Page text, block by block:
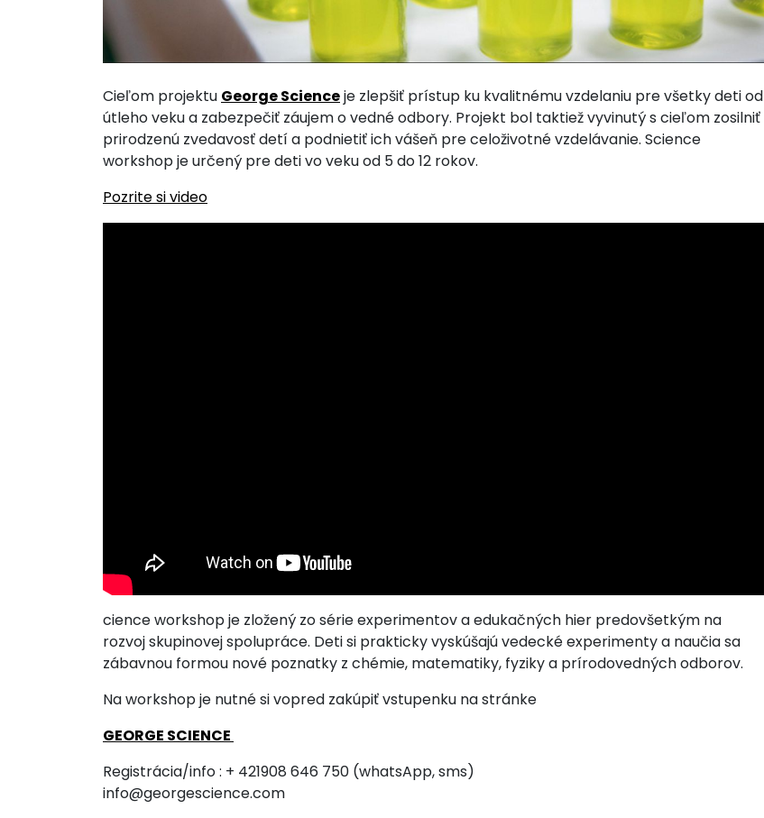
Cieľom projektu George Scienceje zlepšiť prístup ku kvalitnému vzdelaniu pre všetky deti od
útleho veku a zabezpečiť záujem o vedné odbory. Projekt bol taktiež vyvinutý s cieľom zosilniť
prirodzenú zvedavosť detí a podnietiť ich vášeň pre celoživotné vzdelávanie. Science
workshop je určený pre deti vo veku od 5 do 12 rokov.
Pozrite si video
cience workshop je zložený zo série experimentov a edukačných hier predovšetkým na
rozvoj skupinovej spolupráce. Deti si prakticky vyskúšajú vedecké experimenty a naučia sa
zábavnou formou nové poznatky z chémie, matematiky, fyziky a prírodovedných odborov.
Na workshop je nutné si vopred zakúpiť vstupenku na stránke
GEORGE SCIENCE
Registrácia/info : + 421908 646 750 (whatsApp, sms)
info@georgescience.com